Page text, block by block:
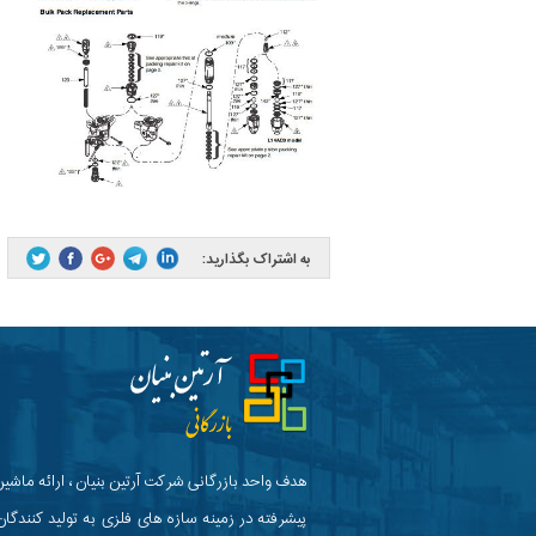
به اشتراک بگذارید:
هدف واحد بازرگانی شرکت آرتین بنیان ، ارائه
پیشرفته در زمینه سازه های فلزی به تولید